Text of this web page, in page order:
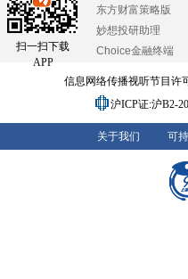
扫一扫下载
APP
东方财富策略版
妙想投研助理
Choice金融终端
信息网络传播视听节目许
沪ICP证:沪B2-
关于我们 可